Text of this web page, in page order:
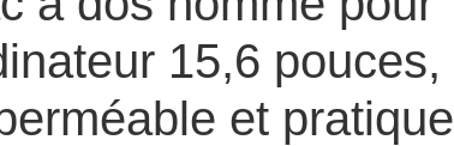
15,6 pouces,
et pratique